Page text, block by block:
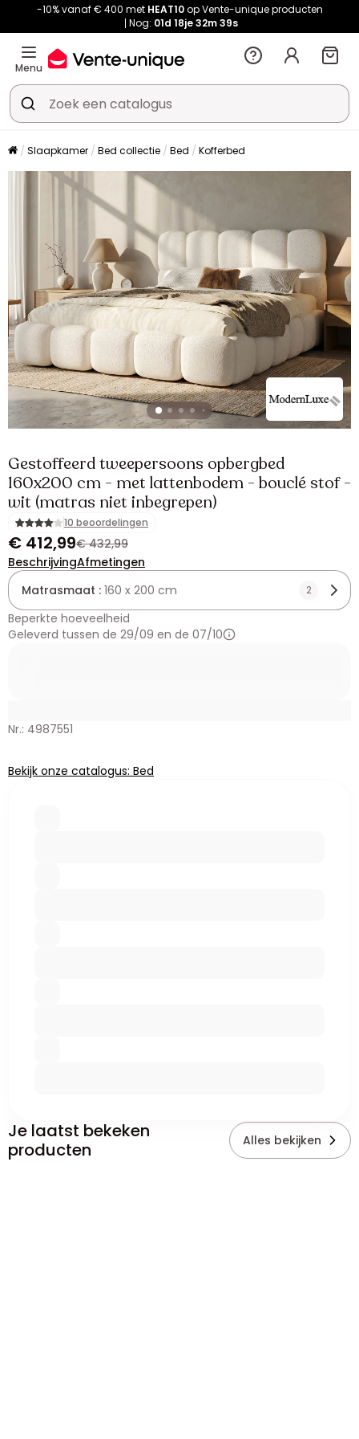
-10% vanaf € 400 met HEAT10op Vente-unique producten
Nog: 01d 18je 32m 39s
Menu
Slaapkamer Bed collectie Bed Kofferbed
Gestoffeerd tweepersoons opbergbed
160x200 cm - met lattenbodem - bouclé stof -
wit (matras niet inbegrepen)
10 beoordelingen
€ 412,99€ 432,99
BeschrijvingAfmetingen
Matrasmaat : 160 x 200 cm 2
Beperkte hoeveelheid
Geleverd tussen de 29/09 en de 07/10
Nr.: 4987551
Bekijk onze catalogus: Bed
Je laatst bekeken
producten
Alles bekijken